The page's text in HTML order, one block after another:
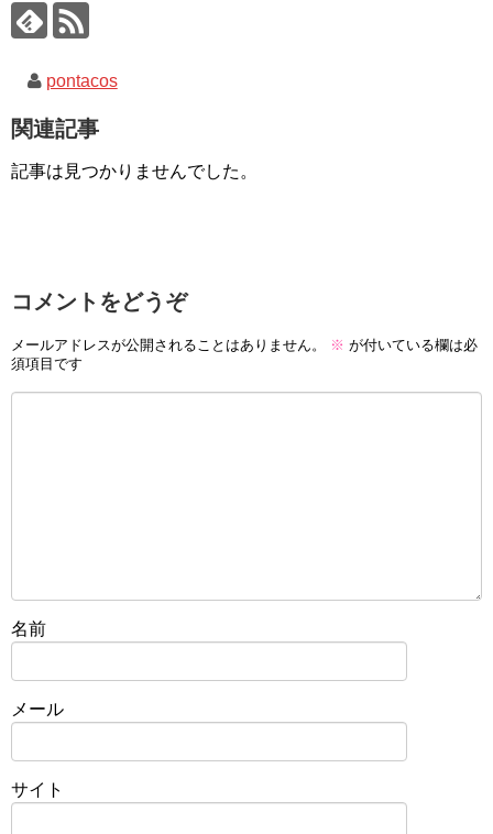
pontacos
関連記事
記事は見つかりませんでした。
コメントをどうぞ
メールアドレスが公開されることはありません。 ※ が付いている欄は必
須項目です
名前
メール
サイト